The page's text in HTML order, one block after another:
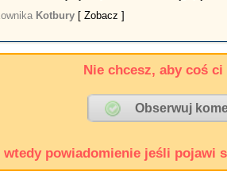
Kotbury [ Zobacz ]
Nie chcesz, aby coś ci
wtedy powiadomienie jeśli pojawi